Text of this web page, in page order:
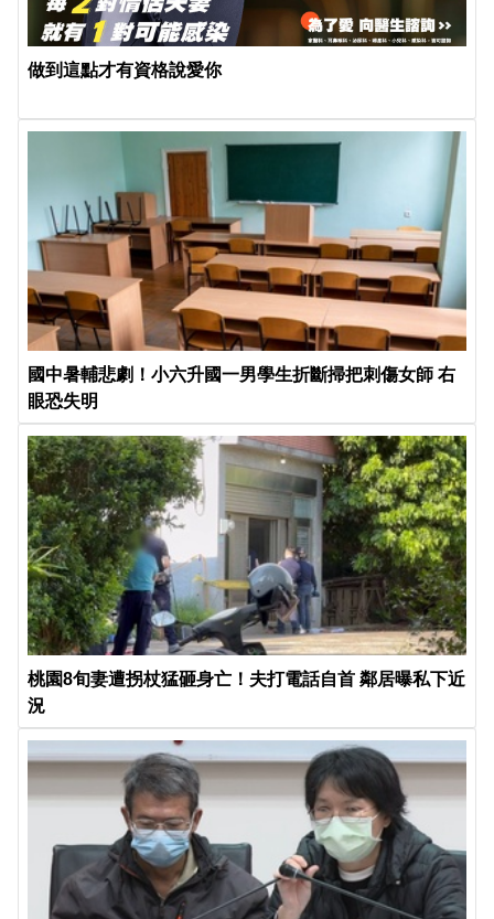
做到這點才有資格說愛你
國中暑輔悲劇！小六升國一男學生折斷掃把刺傷女師 右
眼恐失明
桃園8旬妻遭拐杖猛砸身亡！夫打電話自首 鄰居曝私下近
況